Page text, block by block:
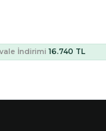
İndirimi26.114 TL